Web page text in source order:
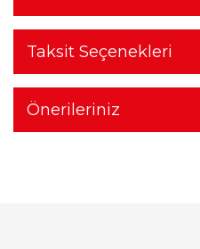
Taksit Seçenekleri
Önerileriniz